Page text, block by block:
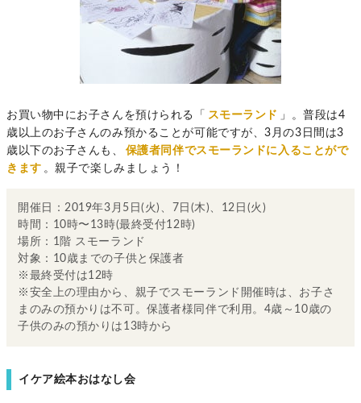
お買い物中にお子さんを預けられる「 スモーランド
」。普段は4
歳以上のお子さんのみ預かることが可能ですが、3月の3日間は3
歳以下のお子さんも、
保護者同伴でスモーランドに入ることがで
きます 。親子で楽しみましょう！
開催日：2019年3月5日(火)、7日(木)、12日(火)
時間：10時〜13時(最終受付12時)
場所：1階 スモーランド
対象：10歳までの子供と保護者
※最終受付は12時
※安全上の理由から、親子でスモーランド開催時は、お子さ
まのみの預かりは不可。保護者様同伴で利用。4歳～10歳の
子供のみの預かりは13時から
イケア絵本おはなし会